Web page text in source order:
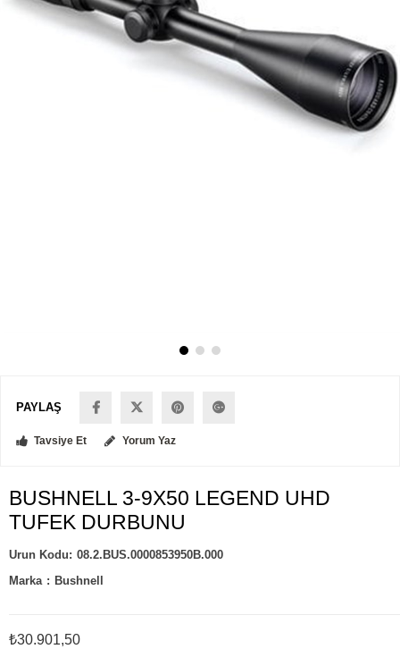
PAYLAŞ
Tavsiye Et Yorum Yaz
BUSHNELL 3-9X50 LEGEND UHD
TUFEK DURBUNU
08.2.BUS.0000853950B.000
Marka : Bushnell
₺30.901,50